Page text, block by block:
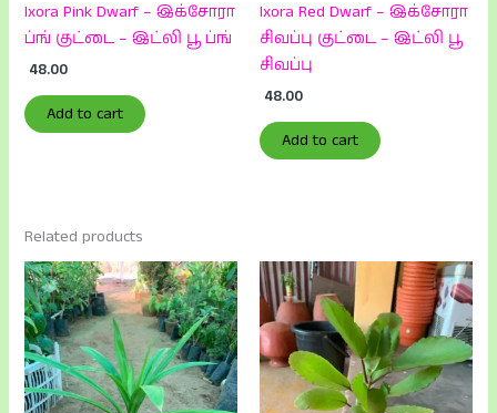
Ixora Pink Dwarf – இக்சோரா
ப்ங் குட்டை – இட்லி பூ ப்ங்
48.00
Add to cart
Ixora Red Dwarf – இக்சோரா
சிவப்பு குட்டை – இட்லி பூ
சிவப்பு
48.00
Add to cart
Related products